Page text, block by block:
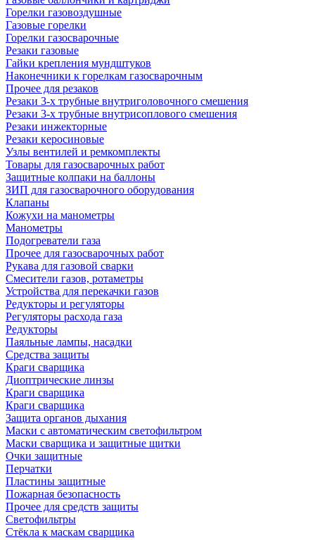
Горелки газовоздушные
Газовые горелки
Горелки газосварочные
Резаки газовые
Гайки крепления мундштуков
Наконечники к горелкам газосварочным
Прочее для резаков
Резаки 3-х трубные внутриголовочного смешения
Резаки 3-х трубные внутрисоплового смешения
Резаки инжекторные
Резаки керосиновые
Узлы вентилей и ремкомплекты
Товары для газосварочных работ
Защитные колпаки на баллоны
ЗИП для газосварочного оборудования
Клапаны
Кожухи на манометры
Манометры
Подогреватели газа
Прочее для газосварочных работ
Рукава для газовой сварки
Смесители газов, ротаметры
Устройства для перекачки газов
Редукторы и регуляторы
Регуляторы расхода газа
Редукторы
Паяльные лампы, насадки
Средства защиты
Краги сварщика
Диоптрические линзы
Краги сварщика
Краги сварщика
Защита органов дыхания
Маски с автоматическим светофильтром
Маски сварщика и защитные щитки
Очки защитные
Перчатки
Пластины защитные
Пожарная безопасность
Прочее для средств защиты
Светофильтры
Стёкла к маскам сварщика